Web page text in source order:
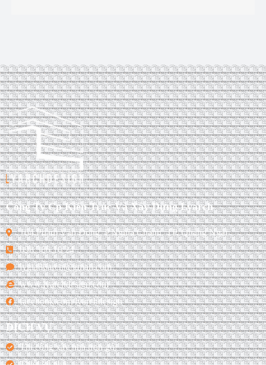
Công Ty Cp Kiến Trúc Và Xây Dựng Lyarch
164 Phạm Văn Đồng, P.Nghĩa Chánh, TP. Quảng Ngãi
098 386 10 24
lygia86arch@gmail.com
www.lyarchdesign.com
facebook.com/lyarchdesign
DỊCH VỤ
Thi công xây nhà trọn gói